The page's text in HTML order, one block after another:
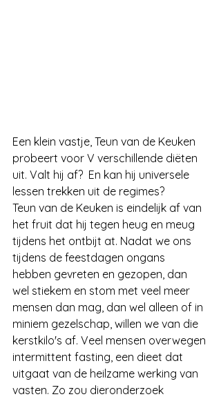
Een klein vastje, Teun van de Keuken
probeert voor V verschillende diëten
uit. Valt hij af?  En kan hij universele
lessen trekken uit de regimes?
Teun van de Keuken is eindelijk af van
het fruit dat hij tegen heug en meug
tijdens het ontbijt at. Nadat we ons
tijdens de feestdagen ongans
hebben gevreten en gezopen, dan
wel stiekem en stom met veel meer
mensen dan mag, dan wel alleen of in
miniem gezelschap, willen we van die
kerstkilo's af. Veel mensen overwegen
intermittent fasting, een dieet dat
uitgaat van de heilzame werking van
vasten. Zo zou dieronderzoek